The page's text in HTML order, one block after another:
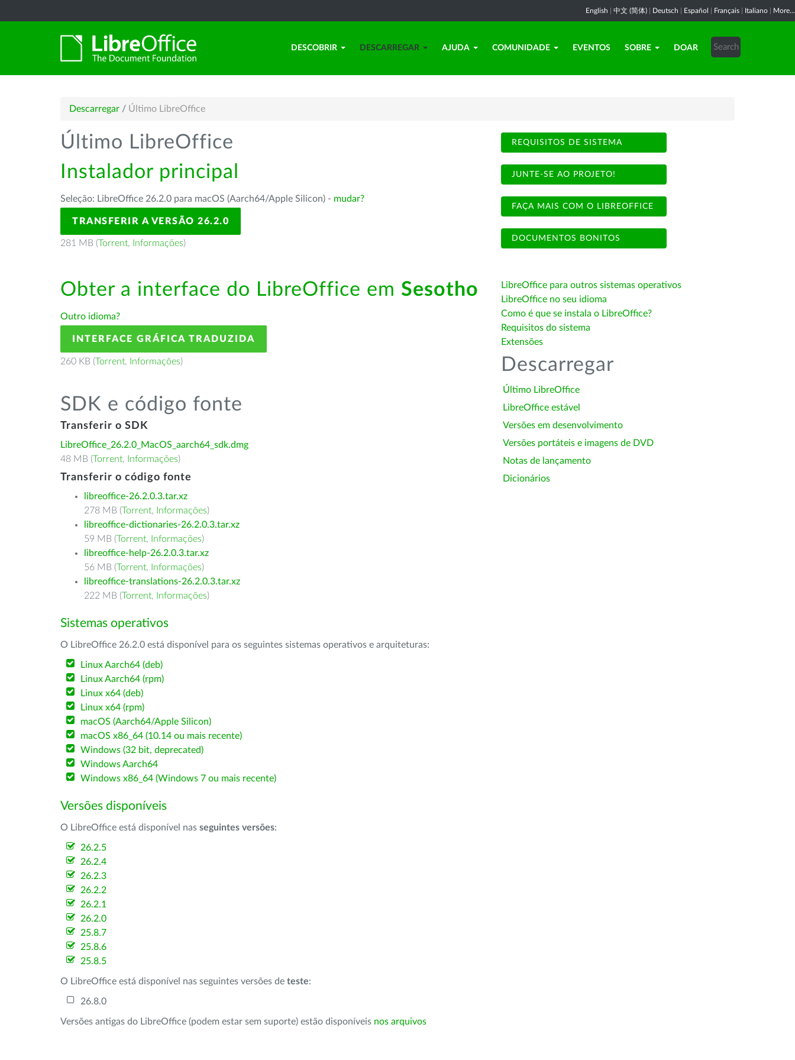
English 中文 (简体) Deutsch Español Français Italiano More...
DESCOBRIR DESCARREGAR AJUDA COMUNIDADE EVENTOS SOBRE DOAR
Descarregar / Último LibreOffice
Último LibreOffice
Instalador principal
Seleção: LibreOffice 26.2.0 para macOS (Aarch64/Apple Silicon) - mudar?
TRANSFERIR A VERSÃO 26.2.0
281 MB (Torrent, Informações)
Obter a interface do LibreOffice em Sesotho
Outro idioma?
INTERFACE GRÁFICA TRADUZIDA
260 KB (Torrent, Informações)
SDK e código fonte
Transferir o SDK
LibreOffice_26.2.0_MacOS_aarch64_sdk.dmg
48 MB (Torrent, Informações)
Transferir o código fonte
libreoffice-26.2.0.3.tar.xz
278 MB (Torrent, Informações)
libreoffice-dictionaries-26.2.0.3.tar.xz
59 MB (Torrent, Informações)
libreoffice-help-26.2.0.3.tar.xz
56 MB (Torrent, Informações)
libreoffice-translations-26.2.0.3.tar.xz
222 MB (Torrent, Informações)
Sistemas operativos
O LibreOffice 26.2.0 está disponível para os seguintes sistemas operativos e arquiteturas:
Linux Aarch64 (deb)
Linux Aarch64 (rpm)
Linux x64 (deb)
Linux x64 (rpm)
macOS (Aarch64/Apple Silicon)
macOS x86_64 (10.14 ou mais recente)
Windows (32 bit, deprecated)
Windows Aarch64
Windows x86_64 (Windows 7 ou mais recente)
Versões disponíveis
O LibreOffice está disponível nas seguintes versões:
26.2.5
26.2.4
26.2.3
26.2.2
26.2.1
26.2.0
25.8.7
25.8.6
25.8.5
O LibreOffice está disponível nas seguintes versões de teste:
26.8.0
Versões antigas do LibreOffice (podem estar sem suporte) estão disponíveis nos arquivos
REQUISITOS DE SISTEMA
JUNTE-SE AO PROJETO!
FAÇA MAIS COM O LIBREOFFICE
DOCUMENTOS BONITOS
LibreOffice para outros sistemas operativos
LibreOffice no seu idioma
Como é que se instala o LibreOffice?
Requisitos do sistema
Extensões
Descarregar
Último LibreOffice
LibreOffice estável
Versões em desenvolvimento
Versões portáteis e imagens de DVD
Notas de lançamento
Dicionários